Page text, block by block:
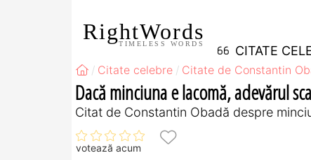
RightWords
TIMELESS WORDS CITATE
Citate celebre Citate de Constantin
Dacă minciuna e lacomă, adevărul
Citat de Constantin Obadă despre
votează acum